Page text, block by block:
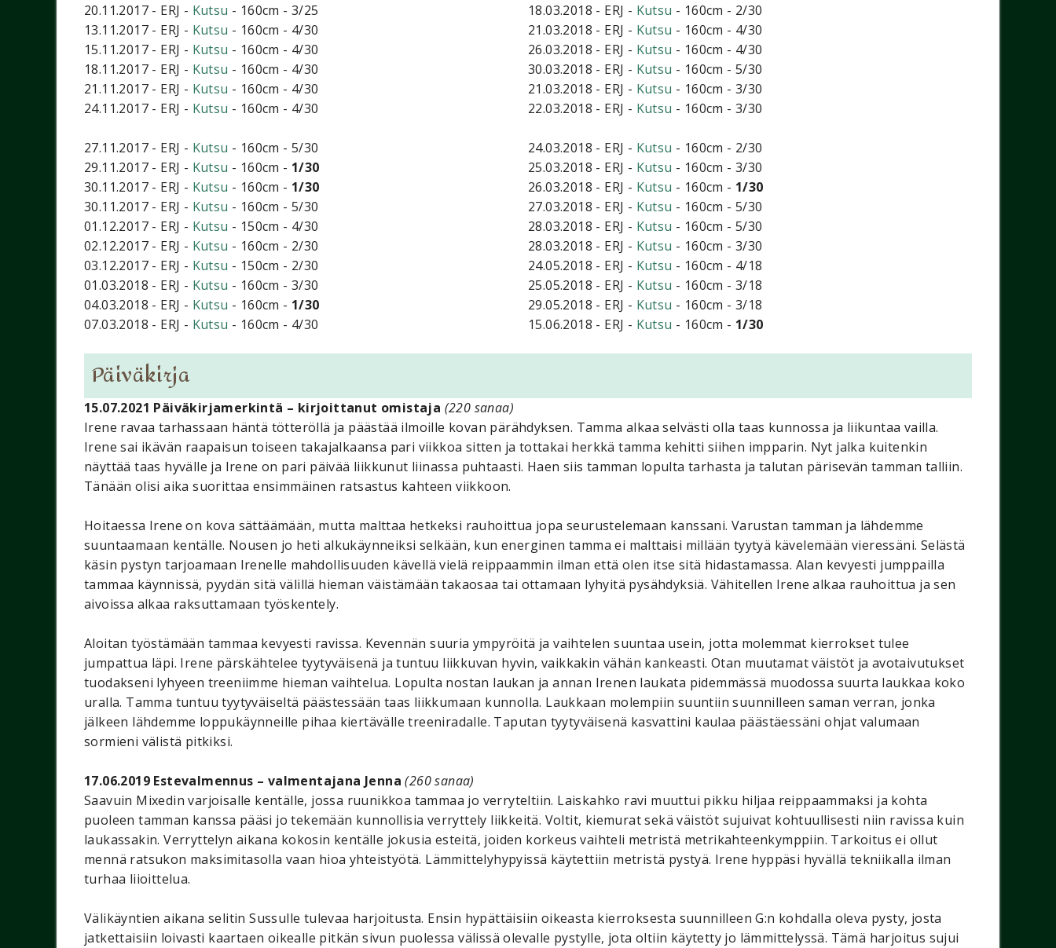
20.11.2017 - ERJ - Kutsu - 160cm - 3/25
13.11.2017 - ERJ - Kutsu - 160cm - 4/30
15.11.2017 - ERJ - Kutsu - 160cm - 4/30
18.11.2017 - ERJ - Kutsu - 160cm - 4/30
21.11.2017 - ERJ - Kutsu - 160cm - 4/30
24.11.2017 - ERJ - Kutsu - 160cm - 4/30
27.11.2017 - ERJ - Kutsu - 160cm - 5/30
29.11.2017 - ERJ - Kutsu - 160cm - 1/30
30.11.2017 - ERJ - Kutsu - 160cm - 1/30
30.11.2017 - ERJ - Kutsu - 160cm - 5/30
01.12.2017 - ERJ - Kutsu - 150cm - 4/30
02.12.2017 - ERJ - Kutsu - 160cm - 2/30
03.12.2017 - ERJ - Kutsu - 150cm - 2/30
01.03.2018 - ERJ - Kutsu - 160cm - 3/30
04.03.2018 - ERJ - Kutsu - 160cm - 1/30
07.03.2018 - ERJ - Kutsu - 160cm - 4/30
18.03.2018 - ERJ - Kutsu - 160cm - 2/30
21.03.2018 - ERJ - Kutsu - 160cm - 4/30
26.03.2018 - ERJ - Kutsu - 160cm - 4/30
30.03.2018 - ERJ - Kutsu - 160cm - 5/30
21.03.2018 - ERJ - Kutsu - 160cm - 3/30
22.03.2018 - ERJ - Kutsu - 160cm - 3/30
24.03.2018 - ERJ - Kutsu - 160cm - 2/30
25.03.2018 - ERJ - Kutsu - 160cm - 3/30
26.03.2018 - ERJ - Kutsu - 160cm - 1/30
27.03.2018 - ERJ - Kutsu - 160cm - 5/30
28.03.2018 - ERJ - Kutsu - 160cm - 5/30
28.03.2018 - ERJ - Kutsu - 160cm - 3/30
24.05.2018 - ERJ - Kutsu - 160cm - 4/18
25.05.2018 - ERJ - Kutsu - 160cm - 3/18
29.05.2018 - ERJ - Kutsu - 160cm - 3/18
15.06.2018 - ERJ - Kutsu - 160cm - 1/30
Päiväkirja
15.07.2021 Päiväkirjamerkintä – kirjoittanut omistaja (220 sanaa)
Irene ravaa tarhassaan häntä tötteröllä ja päästää ilmoille kovan pärähdyksen. Tamma alkaa selvästi olla taas kunnossa ja liikuntaa vailla.
Irene sai ikävän raapaisun toiseen takajalkaansa pari viikkoa sitten ja tottakai herkkä tamma kehitti siihen impparin. Nyt jalka kuitenkin
näyttää taas hyvälle ja Irene on pari päivää liikkunut liinassa puhtaasti. Haen siis tamman lopulta tarhasta ja talutan pärisevän tamman talliin.
Tänään olisi aika suorittaa ensimmäinen ratsastus kahteen viikkoon.
Hoitaessa Irene on kova sättäämään, mutta malttaa hetkeksi rauhoittua jopa seurustelemaan kanssani. Varustan tamman ja lähdemme
suuntaamaan kentälle. Nousen jo heti alkukäynneiksi selkään, kun energinen tamma ei malttaisi millään tyytyä kävelemään vieressäni. Selästä
käsin pystyn tarjoamaan Irenelle mahdollisuuden kävellä vielä reippaammin ilman että olen itse sitä hidastamassa. Alan kevyesti jumppailla
tammaa käynnissä, pyydän sitä välillä hieman väistämään takaosaa tai ottamaan lyhyitä pysähdyksiä. Vähitellen Irene alkaa rauhoittua ja sen
aivoissa alkaa raksuttamaan työskentely.
Aloitan työstämään tammaa kevyesti ravissa. Kevennän suuria ympyröitä ja vaihtelen suuntaa usein, jotta molemmat kierrokset tulee
jumpattua läpi. Irene pärskähtelee tyytyväisenä ja tuntuu liikkuvan hyvin, vaikkakin vähän kankeasti. Otan muutamat väistöt ja avotaivutukset
tuodakseni lyhyeen treeniimme hieman vaihtelua. Lopulta nostan laukan ja annan Irenen laukata pidemmässä muodossa suurta laukkaa koko
uralla. Tamma tuntuu tyytyväiseltä päästessään taas liikkumaan kunnolla. Laukkaan molempiin suuntiin suunnilleen saman verran, jonka
jälkeen lähdemme loppukäynneille pihaa kiertävälle treeniradalle. Taputan tyytyväisenä kasvattini kaulaa päästäessäni ohjat valumaan
sormieni välistä pitkiksi.
17.06.2019 Estevalmennus – valmentajana Jenna (260 sanaa)
Saavuin Mixedin varjoisalle kentälle, jossa ruunikkoa tammaa jo verryteltiin. Laiskahko ravi muuttui pikku hiljaa reippaammaksi ja kohta
puoleen tamman kanssa pääsi jo tekemään kunnollisia verryttely liikkeitä. Voltit, kiemurat sekä väistöt sujuivat kohtuullisesti niin ravissa kuin
laukassakin. Verryttelyn aikana kokosin kentälle jokusia esteitä, joiden korkeus vaihteli metristä metrikahteenkymppiin. Tarkoitus ei ollut
mennä ratsukon maksimitasolla vaan hioa yhteistyötä. Lämmittelyhypyissä käytettiin metristä pystyä. Irene hyppäsi hyvällä tekniikalla ilman
turhaa liioittelua.
Välikäyntien aikana selitin Sussulle tulevaa harjoitusta. Ensin hypättäisiin oikeasta kierroksesta suunnilleen G:n kohdalla oleva pysty, josta
jatkettaisiin loivasti kaartaen oikealle pitkän sivun puolessa välissä olevalle pystylle, jota oltiin käytetty jo lämmittelyssä. Tämä harjoitus sujui